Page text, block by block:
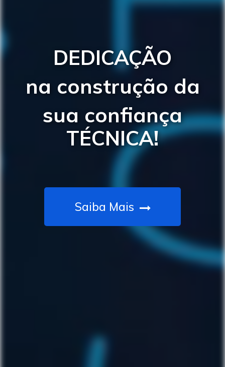
DEDICAÇÃO
na construção da
sua confiança
TÉCNICA!
Saiba Mais